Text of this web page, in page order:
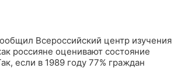
Всероссийский центр изучения
россияне оценивают состояние
если в 1989 году 77% граждан